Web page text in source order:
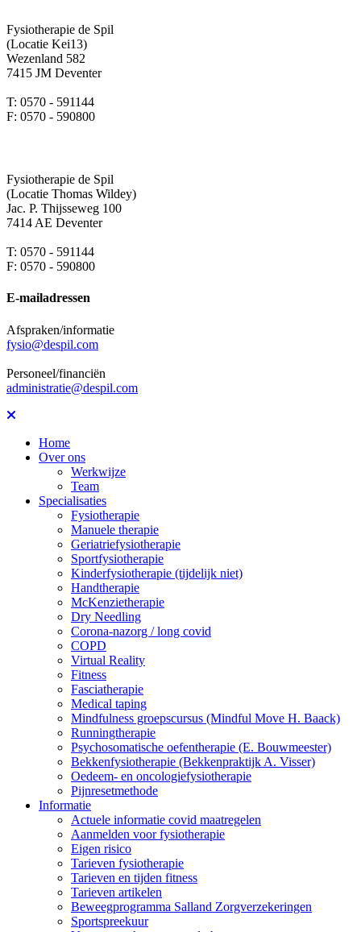
Fysiotherapie de Spil
(Locatie Kei13)
Wezenland 582
7415 JM Deventer
T: 0570 - 591144
F: 0570 - 590800
Fysiotherapie de Spil
(Locatie Thomas Wildey)
Jac. P. Thijsseweg 100
7414 AE Deventer
T: 0570 - 591144
F: 0570 - 590800
E-mailadressen
Afspraken/informatie
fysio@despil.com
Personeel/financiën
administratie@despil.com
Home
Over ons
Werkwijze
Team
Specialisaties
Fysiotherapie
Manuele therapie
Geriatriefysiotherapie
Sportfysiotherapie
Kinderfysiotherapie (tijdelijk niet)
Handtherapie
McKenzietherapie
Dry Needling
Corona-nazorg / long covid
COPD
Virtual Reality
Fitness
Fasciatherapie
Medical taping
Mindfulness groepscursus (Mindful Move H. Baack)
Runningtherapie
Psychosomatische oefentherapie (E. Bouwmeester)
Bekkenfysiotherapie (Bekkenpraktijk A. Visser)
Oedeem- en oncologiefysiotherapie
Pijnresetmethode
Informatie
Actuele informatie covid maatregelen
Aanmelden voor fysiotherapie
Eigen risico
Tarieven fysiotherapie
Tarieven en tijden fitness
Tarieven artikelen
Beweegprogramma Salland Zorgverzekeringen
Sportspreekuur